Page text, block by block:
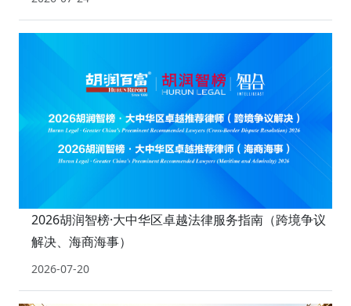
2026胡润智榜·大中华区卓越法律服务指南（跨境争议
解决、海商海事）
2026-07-20